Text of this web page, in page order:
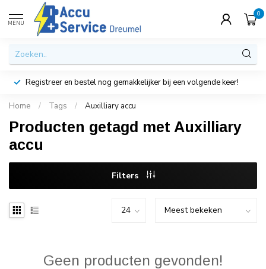
MENU
0
Registreer en bestel nog gemakkelijker bij een volgende keer!
Home / Tags / Auxilliary accu
Producten getagd met Auxilliary
accu
Filters
Geen producten gevonden!